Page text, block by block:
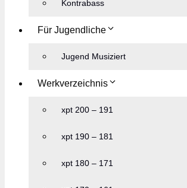
Kontrabass
Für Jugendliche
Jugend Musiziert
Werkverzeichnis
xpt 200 – 191
xpt 190 – 181
xpt 180 – 171